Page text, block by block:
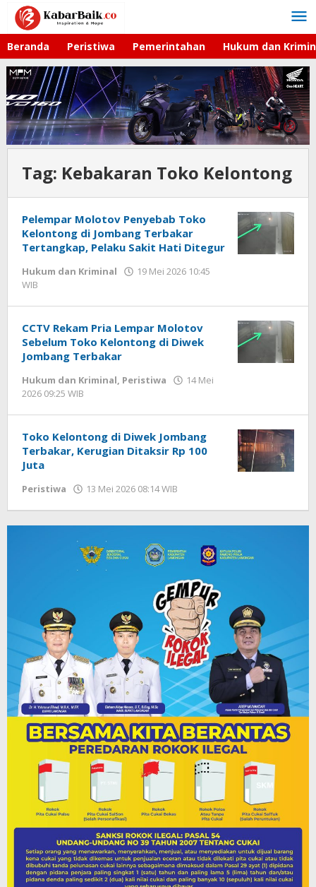
Lewati
konten
Beranda Peristiwa Pemerintahan Hukum dan
Tag: Kebakaran Toko Kelontong
Pelempar Molotov Penyebab Toko
Kelontong di Jombang Terbakar
Tertangkap, Pelaku Sakit Hati Ditegur
Hukum dan Kriminal
19 Mei 2026 10:45
WIB
CCTV Rekam Pria Lempar Molotov
Sebelum Toko Kelontong di Diwek
Jombang Terbakar
Hukum dan Kriminal, Peristiwa
14 Mei
2026 09:25 WIB
Toko Kelontong di Diwek Jombang
Terbakar, Kerugian Ditaksir Rp 100
Juta
Peristiwa 13 Mei 2026 08:14 WIB